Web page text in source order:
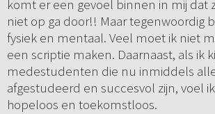
komt er een gevoel binnen in mij dat
niet op ga door!! Maar tegenwoordig
fysiek en mentaal. Veel moet ik niet
een scriptie maken. Daarnaast, als ik
medestudenten die nu inmiddels
afgestudeerd en succesvol zijn, voel
hopeloos en toekomstloos.